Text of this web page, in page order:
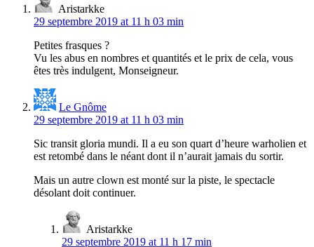
Aristarkke
29 septembre 2019 at 11 h 03 min
Petites frasques ?
Vu les abus en nombres et quantités et le prix de cela, vous
êtes très indulgent, Monseigneur.
Le Gnôme
29 septembre 2019 at 11 h 03 min
Sic transit gloria mundi. Il a eu son quart d’heure warholien et
est retombé dans le néant dont il n’aurait jamais du sortir.
Mais un autre clown est monté sur la piste, le spectacle
désolant doit continuer.
Aristarkke
29 septembre 2019 at 11 h 17 min